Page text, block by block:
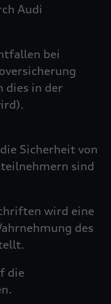
Audi
bei
dies in der
Sicherheit von
sind
wird eine
des
die